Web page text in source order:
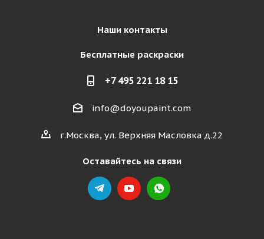
Наши контакты
Бесплатные раскраски
+7 495 221 18 15
info@doyoupaint.com
г.Москва, ул. Верхняя Масловка д.22
Оставайтесь на связи